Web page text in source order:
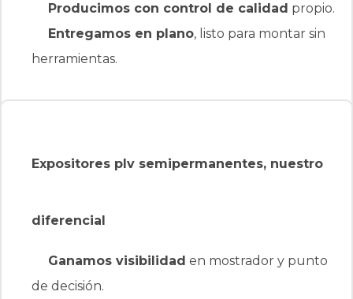
Producimos con control de calidadpropio.
Entregamos en plano, listo para montar sin
herramientas.
Expositores plv semipermanentes, nuestro
diferencial
Ganamos visibilidaden mostrador y punto de
decisión.